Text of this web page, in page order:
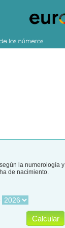
la numerología y
de nacimiento.